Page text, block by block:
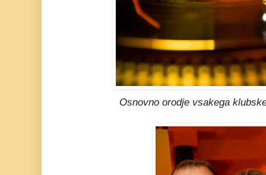
Osnovno orodje vsakega